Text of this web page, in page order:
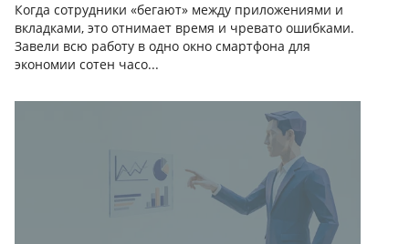
Когда сотрудники «бегают» между приложениями и
вкладками, это отнимает время и чревато ошибками.
Завели всю работу в одно окно смартфона для
экономии сотен часо...